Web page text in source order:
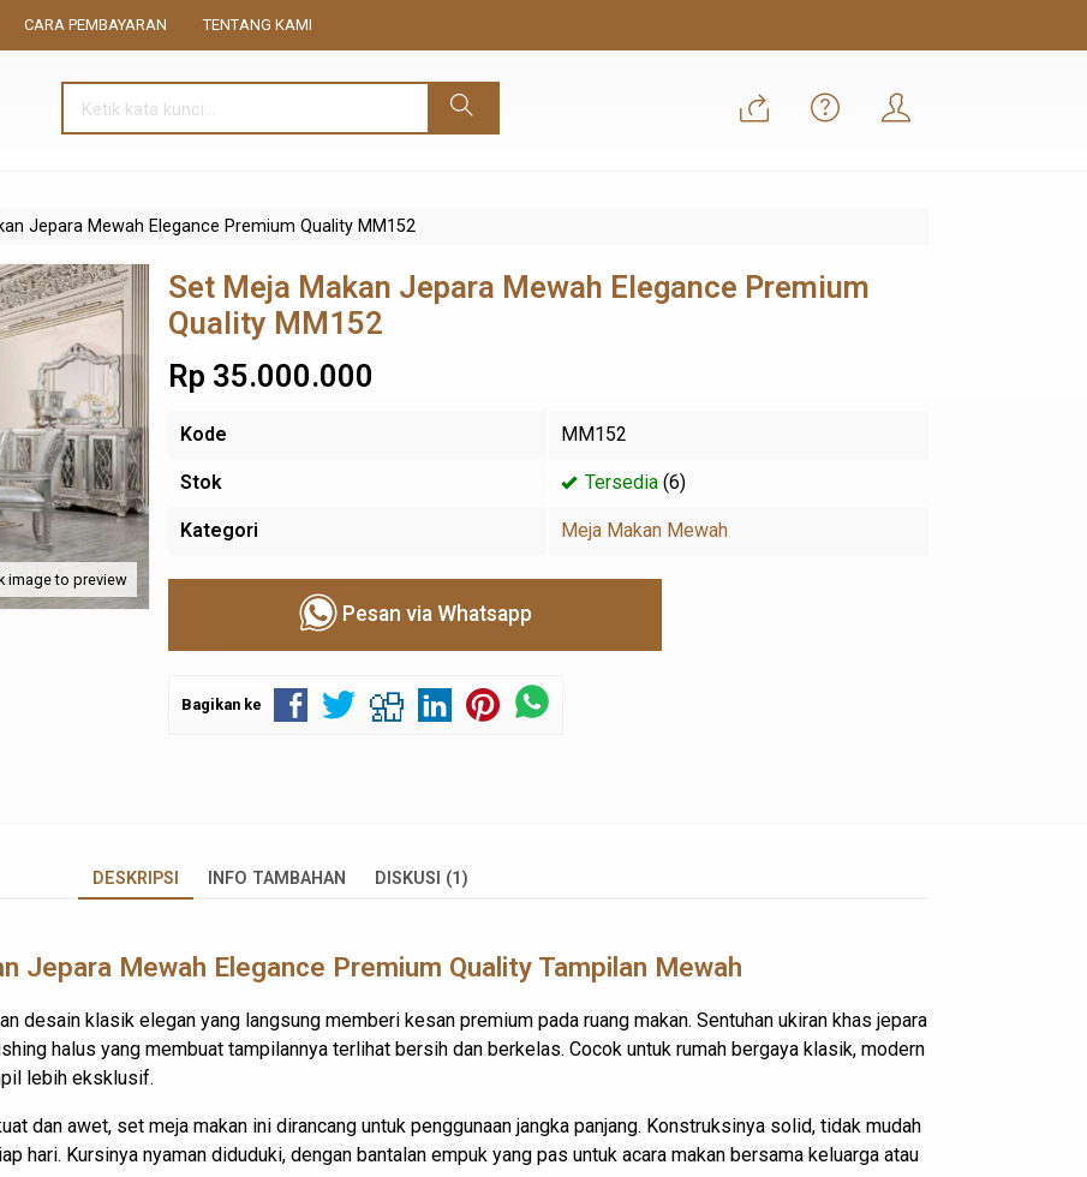
CARA PEMBAYARAN TENTANG KAMI
Jepara Mewah Elegance Premium Quality MM152
image to preview
Set Meja Makan Jepara Mewah Elegance Premium
Quality MM152
Rp 35.000.000
Kode MM152
Stok Tersedia (6)
Kategori Meja Makan Mewah
Pesan via Whatsapp
Bagikan ke
DESKRIPSI INFO TAMBAHAN DISKUSI (1)
Jepara Mewah Elegance Premium Quality Tampilan Mewah
desain klasik elegan yang langsung memberi kesan premium pada ruang makan. Sentuhan ukiran khas jepara
halus yang membuat tampilannya terlihat bersih dan berkelas. Cocok untuk rumah bergaya klasik, modern
lebih eksklusif.
dan awet, set meja makan ini dirancang untuk penggunaan jangka panjang. Konstruksinya solid, tidak mudah
hari. Kursinya nyaman diduduki, dengan bantalan empuk yang pas untuk acara makan bersama keluarga atau